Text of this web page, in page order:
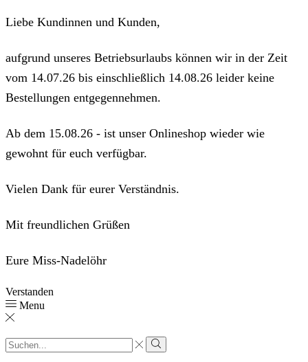
Liebe Kundinnen und Kunden,
aufgrund unseres Betriebsurlaubs können wir in der Zeit
vom 14.07.26 bis einschließlich 14.08.26 leider keine
Bestellungen entgegennehmen.
Ab dem 15.08.26 - ist unser Onlineshop wieder wie
gewohnt für euch verfügbar.
Vielen Dank für eurer Verständnis.
Mit freundlichen Grüßen
Eure Miss-Nadelöhr
Verstanden
Menu
Sucheingabe
Suche